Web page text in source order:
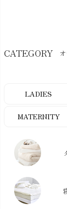
CATEGORY
LADIES
MATERNITY
タオル
バス用品